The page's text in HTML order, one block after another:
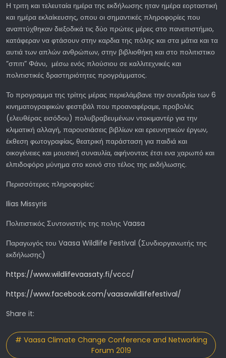
Η τριτη και τελευταία ημέρα της εκδήλωσης ηταν ημέρα εορταστική
και ημέρα εκλαίκευσης, οπου οι σημαντικές πληροφορίες που
αναπτύχθηκαν διεξοδικά τις δύο πρώτες μέρες στο πανεπιστήμιο,
κατάφεραν να φτάσουν στην καρδια της πόλης και στα μάτια και τα
αυτιά των απλών ανθρώπων, στην βιβλιοθήκη και στο πολιτιστικο
”σπιτι” Φάνυ, μέσω ενός πλούσιου σε καλλιτεχνικές και
πολιτιστικές δραστηριότητες προγράμματος.
Το προγραμμα της τρίτης μέρας περιελάμβανε την συνεδρία των 6
κινηματογραφικών φεστιβάλ που προαναφέραμε, προβολές
(ελευθέρας εισόδου) πολυβραβευμένων ντοκιμαντέρ για την
κλιματική αλλαγή, παρουσιάσεις βιβλίων και ερευνητικών έργων,
έκθεση φωτογραφίας, θεατρική παράσταση για παιδιά και
οικογένειες και μουσική συναυλία, αφήνοντας έτσι ενα χαρωπό και
ελπιδοφόρο μύνημα στο κοινό στο τέλος της εκδήλωσης.
Περισσότερες πληροφορίες:
Ilias Missyris
Πολιτιστικός Συντονιστής της πολης Vaasa
Παραγωγός του Vaasa Wildlife Festival (Συνδιοργανωτής της
εκδήλωσης)
https://www.wildlifevaasaty.fi/vccc/
https://www.facebook.com/vaasawildlifefestival/
Share it:
# Vaasa Climate Change Conference and Networking
Forum 2019